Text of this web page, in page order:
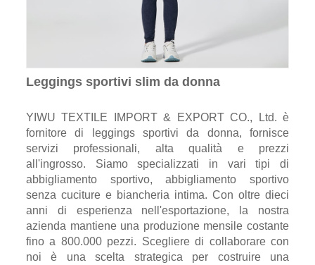
Leggings sportivi slim da donna
YIWU TEXTILE IMPORT & EXPORT CO., Ltd. è
fornitore di leggings sportivi da donna, fornisce
servizi professionali, alta qualità e prezzi
all'ingrosso. Siamo specializzati in vari tipi di
abbigliamento sportivo, abbigliamento sportivo
senza cuciture e biancheria intima. Con oltre dieci
anni di esperienza nell'esportazione, la nostra
azienda mantiene una produzione mensile costante
fino a 800.000 pezzi. Scegliere di collaborare con
noi è una scelta strategica per costruire una